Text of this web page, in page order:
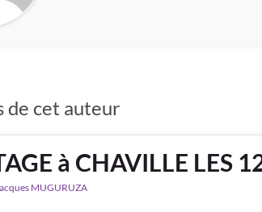
de cet auteur
à CHAVILLE LES
MUGURUZA